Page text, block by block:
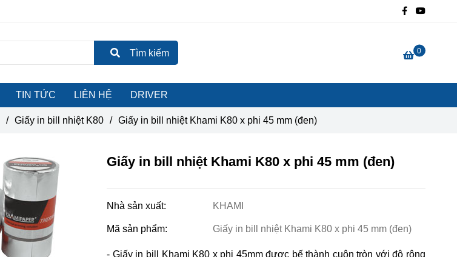
Giấy in bill nhiệt Khami K80 x phi 45 mm (đen)
Nhà sản xuất: KHAMI
Mã sản phẩm: Giấy in bill nhiệt Khami K80 x phi 45 mm (đen)
- Giấy in bill Khami K80 x phi 45mm được bế thành cuộn tròn với độ rộng
/ Giấy in bill nhiệt K80 / Giấy in bill nhiệt Khami K80 x phi 45 mm (đen)
Tìm kiếm 0
TIN TỨC LIÊN HỆ DRIVER